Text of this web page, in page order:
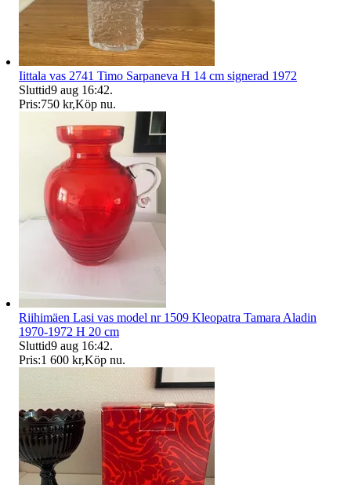
Iittala vas 2741 Timo Sarpaneva H 14 cm signerad 1972
Sluttid9 aug 16:42.
Pris:750 kr,Köp nu.
Riihimäen Lasi vas model nr 1509 Kleopatra Tamara Aladin
1970-1972 H 20 cm
Sluttid9 aug 16:42.
Pris:1 600 kr,Köp nu.